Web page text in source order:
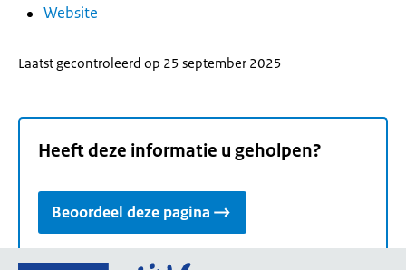
Website
Laatst gecontroleerd op 25 september 2025
Heeft deze informatie u geholpen?
Beoordeel deze pagina